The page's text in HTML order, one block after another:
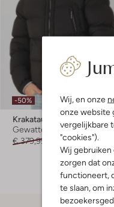
Wij, en onze
onze website
vergelijkbare
"cookies").
Wij
zorgen dat
functioneert,
te slaan, om
-50%
Krakatau
Gewatteerde jas
€ 379,99
€ 189,99